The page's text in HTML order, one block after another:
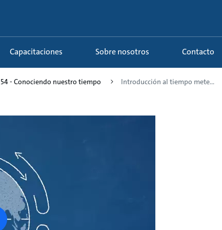
Capacitaciones Sobre nosotros Contacto
54 - Conociendo nuestro tiempo Introducción al tiempo mete...